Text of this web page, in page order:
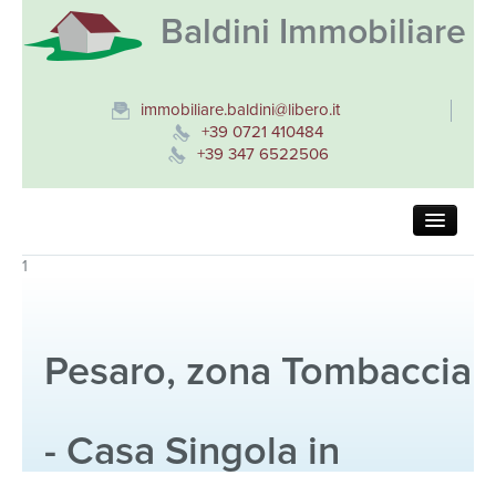
Baldini Immobiliare
immobiliare.baldini@libero.it
+39 0721 410484
+39 347 6522506
Commerciale
1
Pesaro, zona Tombaccia
- Casa Singola in